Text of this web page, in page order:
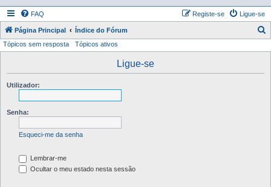
FAQ Ligue-se
Registe-se
Página Principal Índice do Fórum
Tópicos sem resposta Tópicos ativos
Ligue-se
Utilizador:
Senha:
Esqueci-me da senha
Lembrar-me
Ocultar o meu estado nesta sessão